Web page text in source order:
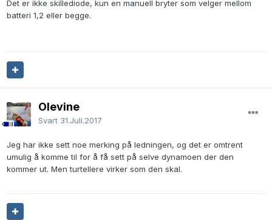
Det er ikke skillediode, kun en manuell bryter som velger mellom
batteri 1,2 eller begge.
Olevine
Svart 31.Juli.2017
Jeg har ikke sett noe merking på ledningen, og det er omtrent
umulig å komme til for å få sett på selve dynamoen der den
kommer ut. Men turtellere virker som den skal.